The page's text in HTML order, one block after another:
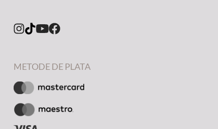
METODE DE PLATA